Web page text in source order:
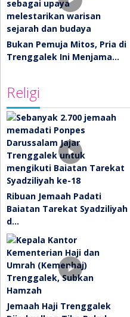
Bukan Pemuja Mitos, Pria di
Trenggalek Ini Menjama…
Religi
Ribuan Jemaah Padati
Baiatan Tarekat Syadziliyah
d…
Jemaah Haji Trenggalek